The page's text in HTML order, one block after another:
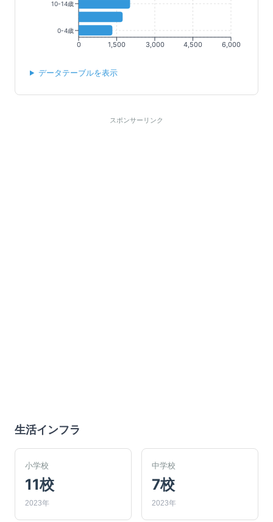
0 1,500 3,000 4,500 6,000
10-14歳
0-4歳
データテーブルを表示
スポンサーリンク
生活インフラ
小学校
11校
2023年
中学校
7校
2023年